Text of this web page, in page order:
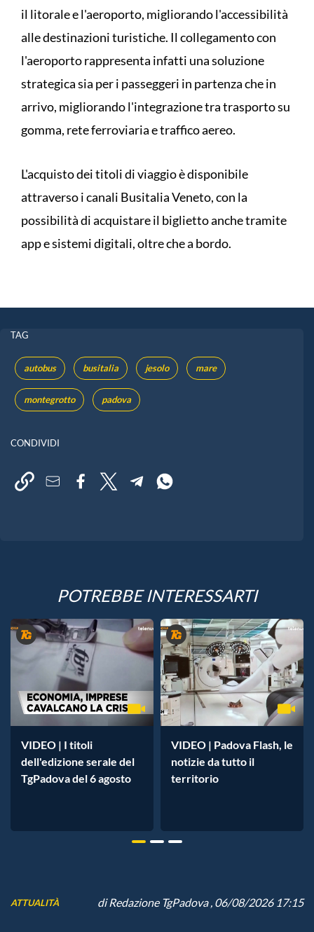
il litorale e l'aeroporto, migliorando l'accessibilità
alle destinazioni turistiche. Il collegamento con
l'aeroporto rappresenta infatti una soluzione
strategica sia per i passeggeri in partenza che in
arrivo, migliorando l'integrazione tra trasporto su
gomma, rete ferroviaria e traffico aereo.
L'acquisto dei titoli di viaggio è disponibile
attraverso i canali Busitalia Veneto, con la
possibilità di acquistare il biglietto anche tramite
app e sistemi digitali, oltre che a bordo.
TAG
autobus busitalia jesolo mare
montegrotto padova
CONDIVIDI
POTREBBE INTERESSARTI
VIDEO | I titoli
dell'edizione serale del
TgPadova del 6 agosto
VIDEO | Padova Flash, le
notizie da tutto il
territorio
ATTUALITÀ diRedazione TgPadova, 06/08/2026 17:15